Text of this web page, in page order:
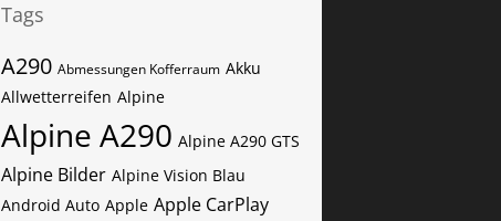
Tags
A290 Abmessungen Kofferraum Akku
Allwetterreifen Alpine
Alpine A290 Alpine A290 GTS
Alpine Bilder Alpine Vision Blau
Android Auto Apple Apple CarPlay